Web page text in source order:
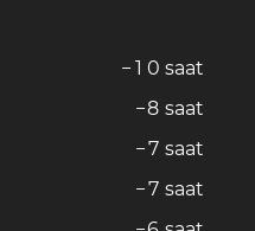
− 1 0 saat
−8 saat
−7 saat
−7 saat